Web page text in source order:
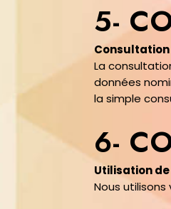
5-
La
données
la simple
6-
Utilisation
Nous